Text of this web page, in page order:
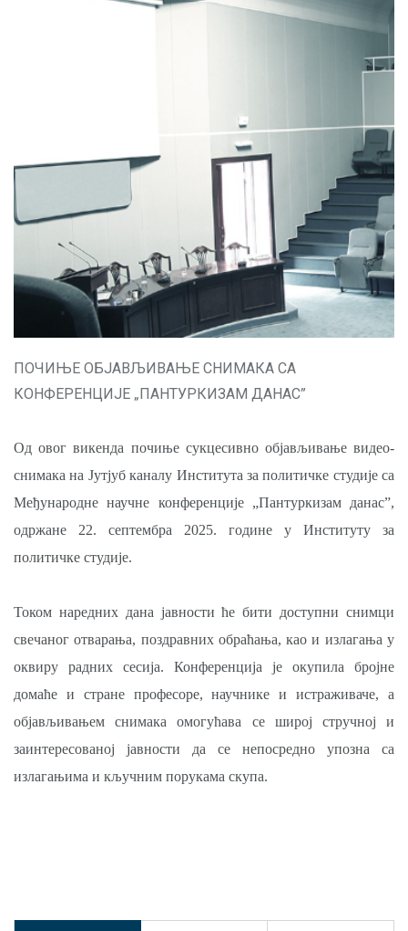
ПОЧИЊЕ ОБЈАВЉИВАЊЕ СНИМАКА СА
КОНФЕРЕНЦИЈЕ „ПАНТУРКИЗАМ ДАНАС”
Од овог викенда почиње сукцесивно објављивање видео-
снимака на Јутјуб каналу Института за политичке студије са
Међународне научне конференције „Пантуркизам данас”,
одржане 22. септембра 2025. године у Институту за
политичке студије.
Током наредних дана јавности ће бити доступни снимци
свечаног отварања, поздравних обраћања, као и излагања у
оквиру радних сесија. Конференција је окупила бројне
домаће и стране професоре, научнике и истраживаче, а
објављивањем снимака омогућава се широј стручној и
заинтересованој јавности да се непосредно упозна са
излагањима и кључним порукама скупа.